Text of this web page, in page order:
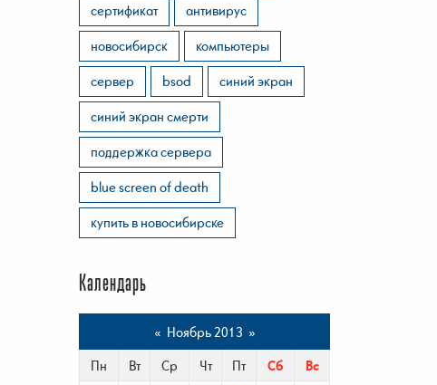
сертификат
антивирус
новосибирск
компьютеры
сервер
bsod
синий экран
синий экран смерти
поддержка сервера
blue screen of death
купить в новосибирске
Календарь
« Ноябрь 2013 »
Пн
Вт Ср Чт Пт Сб Вс